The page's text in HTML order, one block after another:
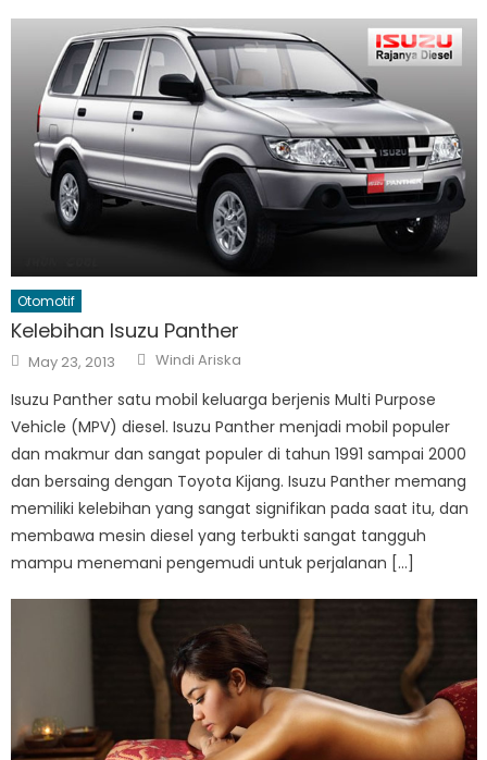
Otomotif
Kelebihan Isuzu Panther
Posted
on
May 23, 2013 Author
Windi Ariska
Isuzu Panther satu mobil keluarga berjenis Multi Purpose
Vehicle (MPV) diesel. Isuzu Panther menjadi mobil populer
dan makmur dan sangat populer di tahun 1991 sampai 2000
dan bersaing dengan Toyota Kijang. Isuzu Panther memang
memiliki kelebihan yang sangat signifikan pada saat itu, dan
membawa mesin diesel yang terbukti sangat tangguh
mampu menemani pengemudi untuk perjalanan […]